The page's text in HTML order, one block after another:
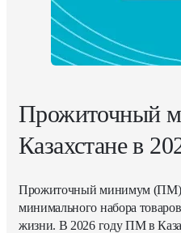
Прожиточный
Казахстане в
Прожиточный минимум (ПМ)
минимального набора
жизни. В 2026 году ПМ в